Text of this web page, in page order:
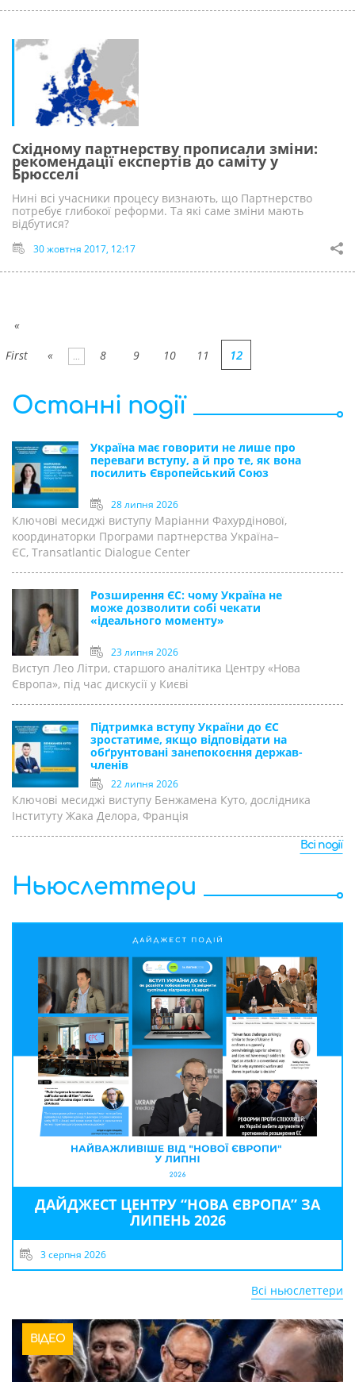
Східному партнерству прописали зміни:
рекомендації експертів до саміту у
Брюсселі
Нині всі учасники процесу визнають, що Партнерство
потребує глибокої реформи. Та які саме зміни мають
відбутися?
30 жовтня 2017, 12:17
«
First
« ... 8 9 10 11 12
Останні події
Україна має говорити не лише про
переваги вступу, а й про те, як вона
посилить Європейський Союз
28 липня 2026
Ключові месиджі виступу Маріанни Фахурдінової,
координаторки Програми партнерства Україна–
ЄС, Transatlantic Dialogue Center
Розширення ЄС: чому Україна не
може дозволити собі чекати
«ідеального моменту»
23 липня 2026
Виступ Лео Літри, старшого аналітика Центру «Нова
Європа», під час дискусії у Києві
Підтримка вступу України до ЄС
зростатиме, якщо відповідати на
обґрунтовані занепокоєння держав-
членів
22 липня 2026
Ключові месиджі виступу Бенжамена Куто, дослідника
Інституту Жака Делора, Франція
Всі події
Ньюслеттери
ДАЙДЖЕСТ ЦЕНТРУ “НОВА ЄВРОПА” ЗА
ЛИПЕНЬ 2026
3 серпня 2026
Всі ньюслеттери
ВІДЕО